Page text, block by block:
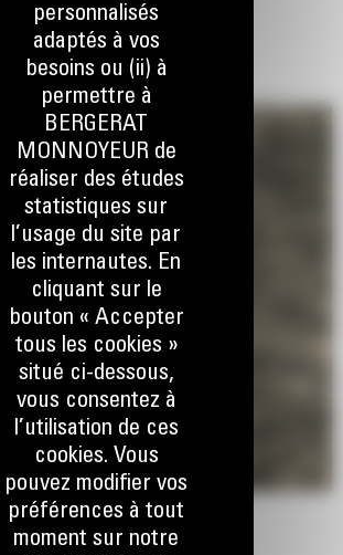
personnalisés
adaptés à vos
besoins ou (ii) à
permettre à
BERGERAT
MONNOYEUR de
réaliser des études
statistiques sur
l’usage du site par
les internautes. En
cliquant sur le
bouton « Accepter
tous les cookies »
situé ci-dessous,
vous consentez à
l’utilisation de ces
cookies. Vous
pouvez modifier vos
préférences à tout
moment sur notre